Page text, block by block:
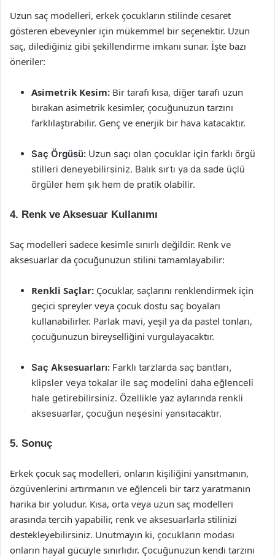
Uzun saç modelleri, erkek çocukların stilinde cesaret
gösteren ebeveynler için mükemmel bir seçenektir. Uzun
saç, dilediğiniz gibi şekillendirme imkanı sunar. İşte bazı
öneriler:
Asimetrik Kesim: Bir tarafı kısa, diğer tarafı uzun
bırakan asimetrik kesimler, çocuğunuzun tarzını
farklılaştırabilir. Genç ve enerjik bir hava katacaktır.
Saç Örgüsü: Uzun saçı olan çocuklar için farklı örgü
stilleri deneyebilirsiniz. Balık sırtı ya da sade üçlü
örgüler hem şık hem de pratik olabilir.
4. Renk ve Aksesuar Kullanımı
Saç modelleri sadece kesimle sınırlı değildir. Renk ve
aksesuarlar da çocuğunuzun stilini tamamlayabilir:
Renkli Saçlar: Çocuklar, saçlarını renklendirmek için
geçici spreyler veya çocuk dostu saç boyaları
kullanabilirler. Parlak mavi, yeşil ya da pastel tonları,
çocuğunuzun bireyselliğini vurgulayacaktır.
Saç Aksesuarları: Farklı tarzlarda saç bantları,
klipsler veya tokalar ile saç modelini daha eğlenceli
hale getirebilirsiniz. Özellikle yaz aylarında renkli
aksesuarlar, çocuğun neşesini yansıtacaktır.
5. Sonuç
Erkek çocuk saç modelleri, onların kişiliğini yansıtmanın,
özgüvenlerini artırmanın ve eğlenceli bir tarz yaratmanın
harika bir yoludur. Kısa, orta veya uzun saç modelleri
arasında tercih yapabilir, renk ve aksesuarlarla stilinizi
destekleyebilirsiniz. Unutmayın ki, çocukların modası
onların hayal gücüyle sınırlıdır. Çocuğunuzun kendi tarzını